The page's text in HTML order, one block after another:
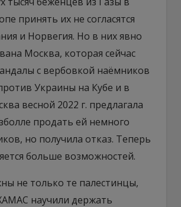
принять их не согласятся
и Норвегия. Но в них явно
Москва, которая сейчас
с вербовкой наёмников
Украины на Кубе и в
весной 2022 г. предлагала
продать ей немного
но получила отказ. Теперь
больше возможностей.
не только те палестинцы,
научили держать